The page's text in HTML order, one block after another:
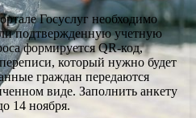
Госуслуг необходимо
подтвержденную учетную
формируется QR-код,
который нужно будет
граждан передаются
виде. Заполнить анкету
14 ноября.